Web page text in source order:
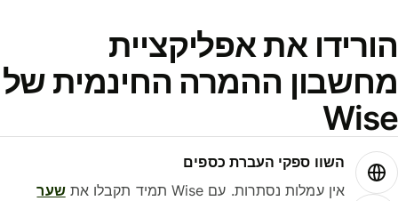
את אפליקציית
ההמרה החינמית של
השוו ספקי העברת כספים
אין עמלות נסתרות. עם Wise תמיד תקבלו את
שער